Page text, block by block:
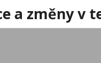
a změny v